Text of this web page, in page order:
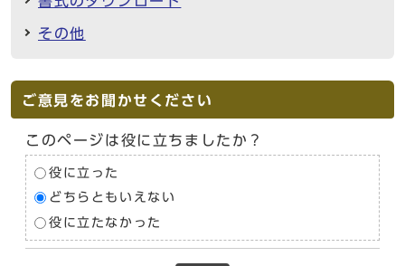
その他
ご意見をお聞かせください
このページは役に立ちましたか？
役に立った
どちらともいえない
役に立たなかった